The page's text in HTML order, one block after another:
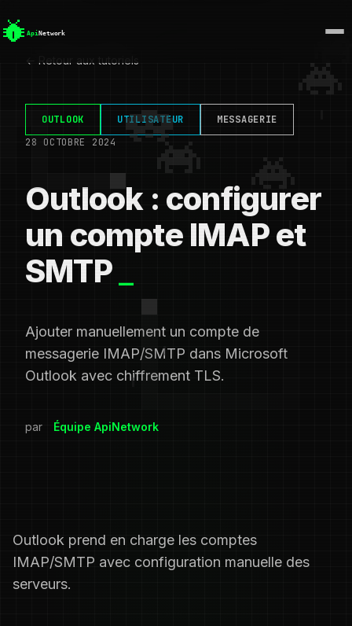
← Retour aux tutoriels
OUTLOOK UTILISATEUR
MESSAGERIE
28 OCTOBRE 2024
Outlook : configurer
un compte IMAP et
SMTP
Ajouter manuellement un compte de
messagerie IMAP/SMTP dans Microsoft
Outlook avec chiffrement TLS.
par Équipe ApiNetwork
Outlook prend en charge les comptes
IMAP/SMTP avec configuration manuelle des
serveurs.